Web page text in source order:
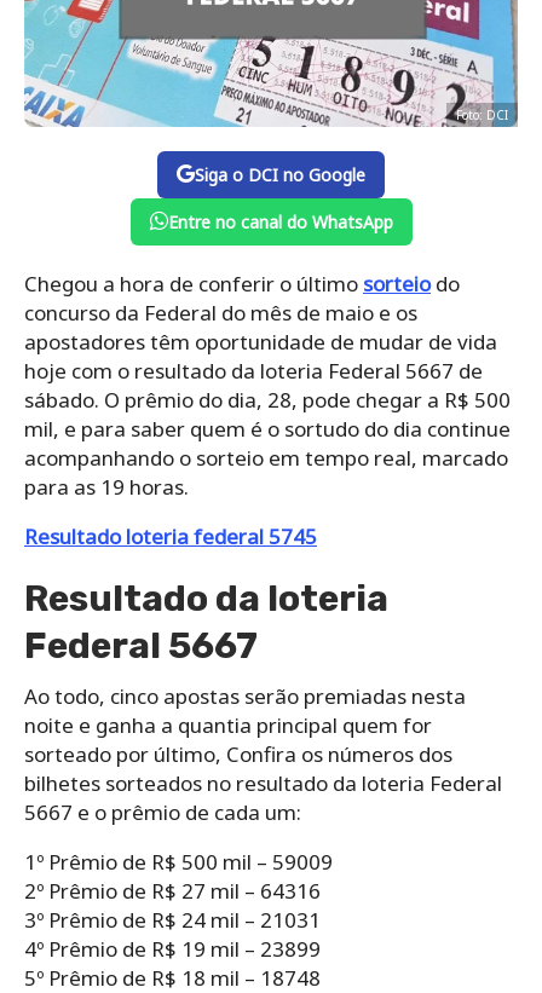
Foto: DCI
Siga o DCI no Google
Entre no canal do WhatsApp
Chegou a hora de conferir o último sorteiodo
concurso da Federal do mês de maio e os
apostadores têm oportunidade de mudar de vida
hoje com o resultado da loteria Federal 5667 de
sábado. O prêmio do dia, 28, pode chegar a R$ 500
mil, e para saber quem é o sortudo do dia continue
acompanhando o sorteio em tempo real, marcado
para as 19 horas.
Resultado loteria federal 5745
Resultado da loteria
Federal 5667
Ao todo, cinco apostas serão premiadas nesta
noite e ganha a quantia principal quem for
sorteado por último, Confira os números dos
bilhetes sorteados no resultado da loteria Federal
5667 e o prêmio de cada um:
1º Prêmio de R$ 500 mil – 59009
2º Prêmio de R$ 27 mil – 64316
3º Prêmio de R$ 24 mil – 21031
4º Prêmio de R$ 19 mil – 23899
5º Prêmio de R$ 18 mil – 18748